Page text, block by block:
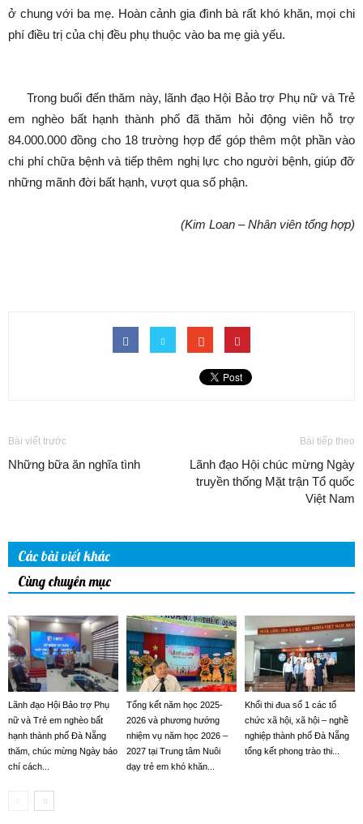
ở chung với ba mẹ. Hoàn cảnh gia đình bà rất khó khăn, mọi chi
phí điều trị của chị đều phụ thuộc vào ba mẹ già yếu.
Trong buổi đến thăm này, lãnh đạo Hội Bảo trợ Phụ nữ và Trẻ
em nghèo bất hạnh thành phố đã thăm hỏi động viên hỗ trợ
84.000.000 đồng cho 18 trường hợp để góp thêm một phần vào
chi phí chữa bệnh và tiếp thêm nghị lực cho người bệnh, giúp đỡ
những mãnh đời bất hạnh, vượt qua số phận.
(Kim Loan – Nhân viên tổng hợp)
Bài viết trước
Những bữa ăn nghĩa tình
Bài tiếp theo
Lãnh đạo Hội chúc mừng Ngày
truyền thống Mặt trận Tổ quốc
Việt Nam
Các bài viết khác
Cùng chuyên mục
Lãnh đạo Hội Bảo trợ Phụ
nữ và Trẻ em nghèo bất
hạnh thành phố Đà Nẵng
thăm, chúc mừng Ngày báo
chí cách...
Tổng kết năm học 2025-
2026 và phương hướng
nhiệm vụ năm học 2026 –
2027 tại Trung tâm Nuôi
dạy trẻ em khó khăn...
Khối thi đua số 1 các tổ
chức xã hội, xã hội – nghề
nghiệp thành phố Đà Nẵng
tổng kết phong trào thi...